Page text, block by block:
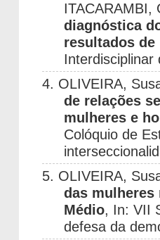
diagnóstica
resultados de
Interdisciplinar
4. OLIVEIRA,
de relações
mulheres e
Colóquio de
5. OLIVEIRA,
das
Médio, In: VII
defesa da